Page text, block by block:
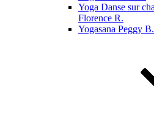
Yoga Danse sur
Florence R.
Yogasana Peggy B.